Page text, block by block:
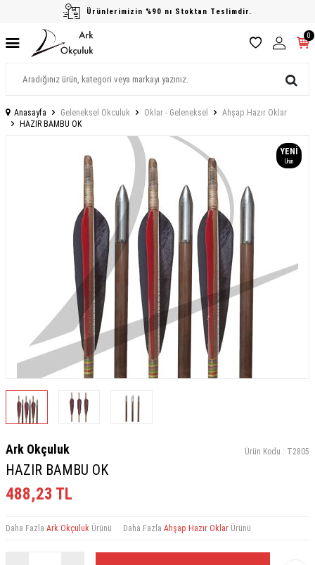
Ürünlerimizin %90 nı Stoktan Teslimdir.
0
Anasayfa Geleneksel Okculuk Oklar - Geleneksel
Ahşap Hazır Oklar
HAZIR BAMBU OK
YENI
Ürün
Ark Okçuluk Ürün Kodu : T2805
HAZIR BAMBU OK
488,23 TL
Daha Fazla Ark Okçuluk Ürünü Daha Fazla Ahşap Hazır Oklar Ürünü